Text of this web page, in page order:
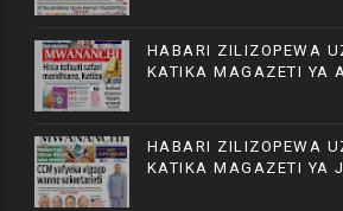
HABARI ZILIZOPEWA
KATIKA MAGAZETI YA
HABARI ZILIZOPEWA
KATIKA MAGAZETI YA